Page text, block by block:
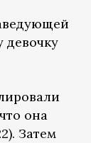
девочку
она
Затем